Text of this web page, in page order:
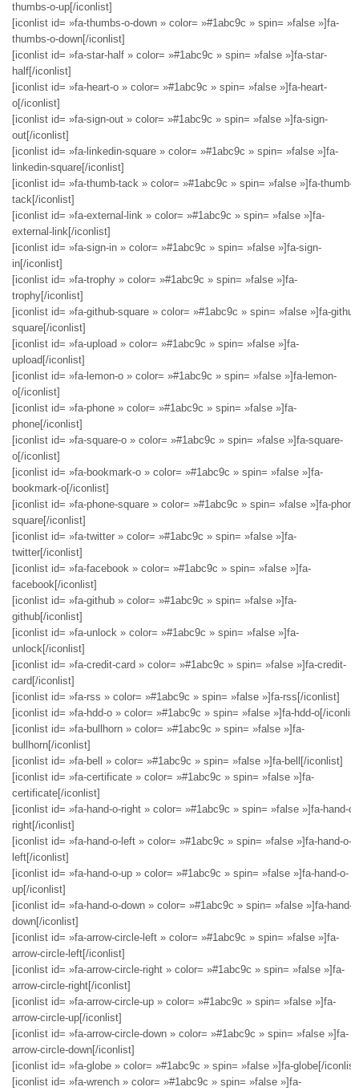
thumbs-o-up[/iconlist]
[iconlist id= »fa-thumbs-o-down » color= »#1abc9c » spin= »false »]fa-
thumbs-o-down[/iconlist]
[iconlist id= »fa-star-half » color= »#1abc9c » spin= »false »]fa-star-
half[/iconlist]
[iconlist id= »fa-heart-o » color= »#1abc9c » spin= »false »]fa-heart-
o[/iconlist]
[iconlist id= »fa-sign-out » color= »#1abc9c » spin= »false »]fa-sign-
out[/iconlist]
[iconlist id= »fa-linkedin-square » color= »#1abc9c » spin= »false »]fa-
linkedin-square[/iconlist]
[iconlist id= »fa-thumb-tack » color= »#1abc9c » spin= »false »]fa-thumb-
tack[/iconlist]
[iconlist id= »fa-external-link » color= »#1abc9c » spin= »false »]fa-
external-link[/iconlist]
[iconlist id= »fa-sign-in » color= »#1abc9c » spin= »false »]fa-sign-
in[/iconlist]
[iconlist id= »fa-trophy » color= »#1abc9c » spin= »false »]fa-
trophy[/iconlist]
[iconlist id= »fa-github-square » color= »#1abc9c » spin= »false »]fa-
square[/iconlist]
[iconlist id= »fa-upload » color= »#1abc9c » spin= »false »]fa-
upload[/iconlist]
[iconlist id= »fa-lemon-o » color= »#1abc9c » spin= »false »]fa-lemon-
o[/iconlist]
[iconlist id= »fa-phone » color= »#1abc9c » spin= »false »]fa-
phone[/iconlist]
[iconlist id= »fa-square-o » color= »#1abc9c » spin= »false »]fa-square-
o[/iconlist]
[iconlist id= »fa-bookmark-o » color= »#1abc9c » spin= »false »]fa-
bookmark-o[/iconlist]
[iconlist id= »fa-phone-square » color= »#1abc9c » spin= »false »]fa-
square[/iconlist]
[iconlist id= »fa-twitter » color= »#1abc9c » spin= »false »]fa-
twitter[/iconlist]
[iconlist id= »fa-facebook » color= »#1abc9c » spin= »false »]fa-
facebook[/iconlist]
[iconlist id= »fa-github » color= »#1abc9c » spin= »false »]fa-
github[/iconlist]
[iconlist id= »fa-unlock » color= »#1abc9c » spin= »false »]fa-
unlock[/iconlist]
[iconlist id= »fa-credit-card » color= »#1abc9c » spin= »false »]fa-credit-
card[/iconlist]
[iconlist id= »fa-rss » color= »#1abc9c » spin= »false »]fa-rss[/iconlist]
[iconlist id= »fa-hdd-o » color= »#1abc9c » spin= »false »]fa-hdd-o[/
[iconlist id= »fa-bullhorn » color= »#1abc9c » spin= »false »]fa-
bullhorn[/iconlist]
[iconlist id= »fa-bell » color= »#1abc9c » spin= »false »]fa-bell[/iconlist]
[iconlist id= »fa-certificate » color= »#1abc9c » spin= »false »]fa-
certificate[/iconlist]
[iconlist id= »fa-hand-o-right » color= »#1abc9c » spin= »false »]fa-hand-o-
right[/iconlist]
[iconlist id= »fa-hand-o-left » color= »#1abc9c » spin= »false »]fa-hand-o-
left[/iconlist]
[iconlist id= »fa-hand-o-up » color= »#1abc9c » spin= »false »]fa-hand-o-
up[/iconlist]
[iconlist id= »fa-hand-o-down » color= »#1abc9c » spin= »false »]fa-hand-
down[/iconlist]
[iconlist id= »fa-arrow-circle-left » color= »#1abc9c » spin= »false »]fa-
arrow-circle-left[/iconlist]
[iconlist id= »fa-arrow-circle-right » color= »#1abc9c » spin= »false »]fa-
arrow-circle-right[/iconlist]
[iconlist id= »fa-arrow-circle-up » color= »#1abc9c » spin= »false »]fa-
arrow-circle-up[/iconlist]
[iconlist id= »fa-arrow-circle-down » color= »#1abc9c » spin= »false »]fa-
arrow-circle-down[/iconlist]
[iconlist id= »fa-globe » color= »#1abc9c » spin= »false »]fa-globe[/
[iconlist id= »fa-wrench » color= »#1abc9c » spin= »false »]fa-